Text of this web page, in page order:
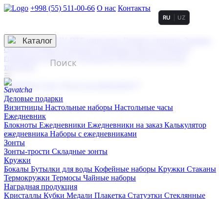
+998 (55) 511-00-66 О нас Контакты
3D гравировка
смолой (Doming)
гравировка твердая
тиснение
RU UZ
☰
Контакты
Каталог
Деловые подарки
Визитницы Настольные наборы Настольные часы
Ежедневник
Блокноты Ежедневники Ежедневники на заказ Калькулятор
ежедневника Наборы с ежедневниками
Зонты
Зонты-трости Складные зонты
Кружки
Бокалы Бутылки для воды Кофейные наборы Кружки Стаканы
Термокружки Термосы Чайные наборы
Наградная продукция
Kристаллы Кубки Медали Плакетка Статуэтки Стеклянные